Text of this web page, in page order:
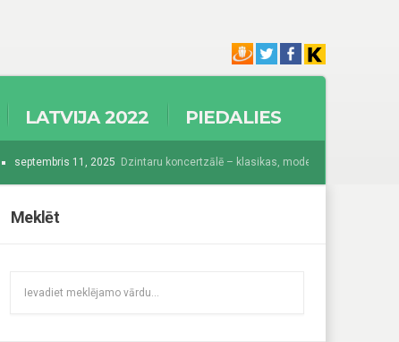
LATVIJA 2022 PIEDALIES
septembris 11, 2025 Dzintaru koncertzālē – klasikas, modernisma un džeza
Meklēt